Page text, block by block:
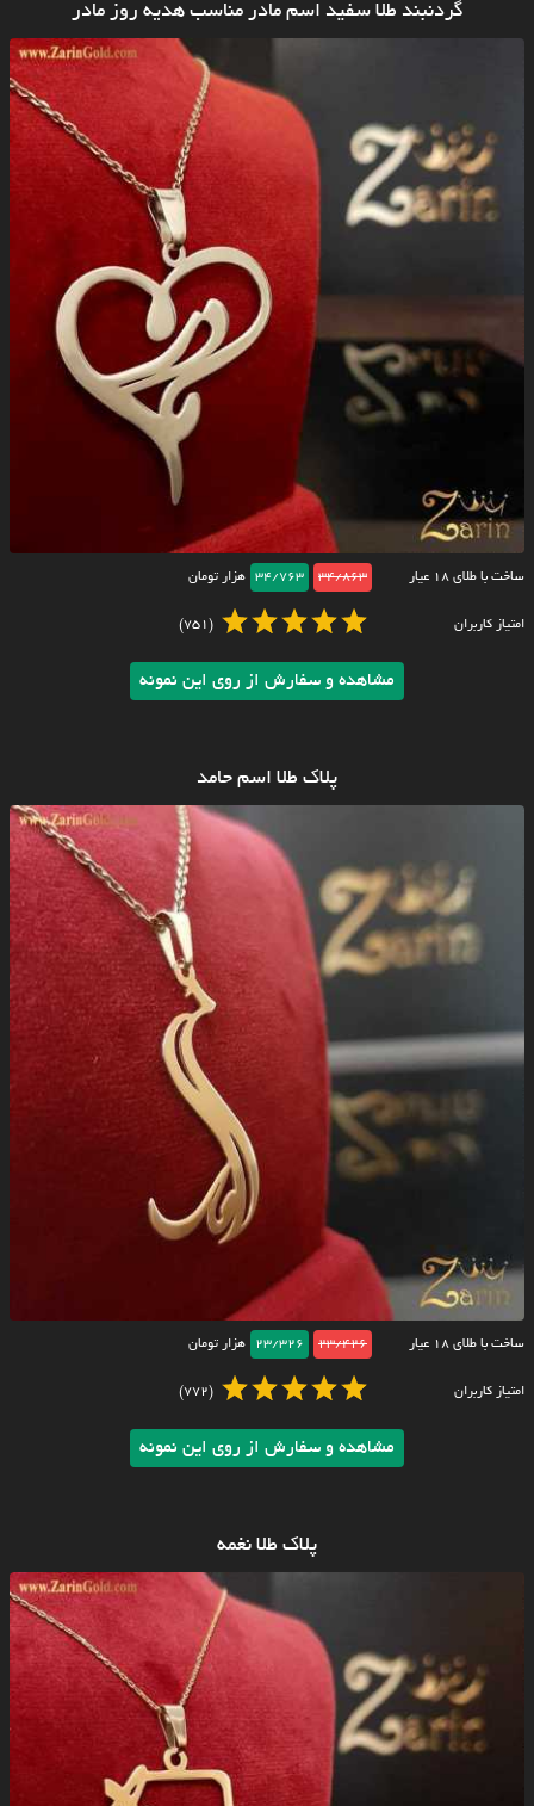
گردنبند طلا سفید اسم مادر مناسب هدیه روز مادر
ساخت با طلای ۱۸ عیار 34/863
34/763 هزار تومان
امتیاز کاربران (751)
مشاهده و سفارش از روی این نمونه
پلاک طلا اسم حامد
ساخت با طلای ۱۸ عیار 23/426
23/326 هزار تومان
امتیاز کاربران (772)
مشاهده و سفارش از روی این نمونه
پلاک طلا نغمه